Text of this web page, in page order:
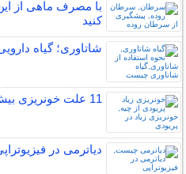
با مصرف ماهی از
کنید
شاتاوری؛ گیاه
11 علت خونریزی بیش از حد قاعدگی
دیاترمی در